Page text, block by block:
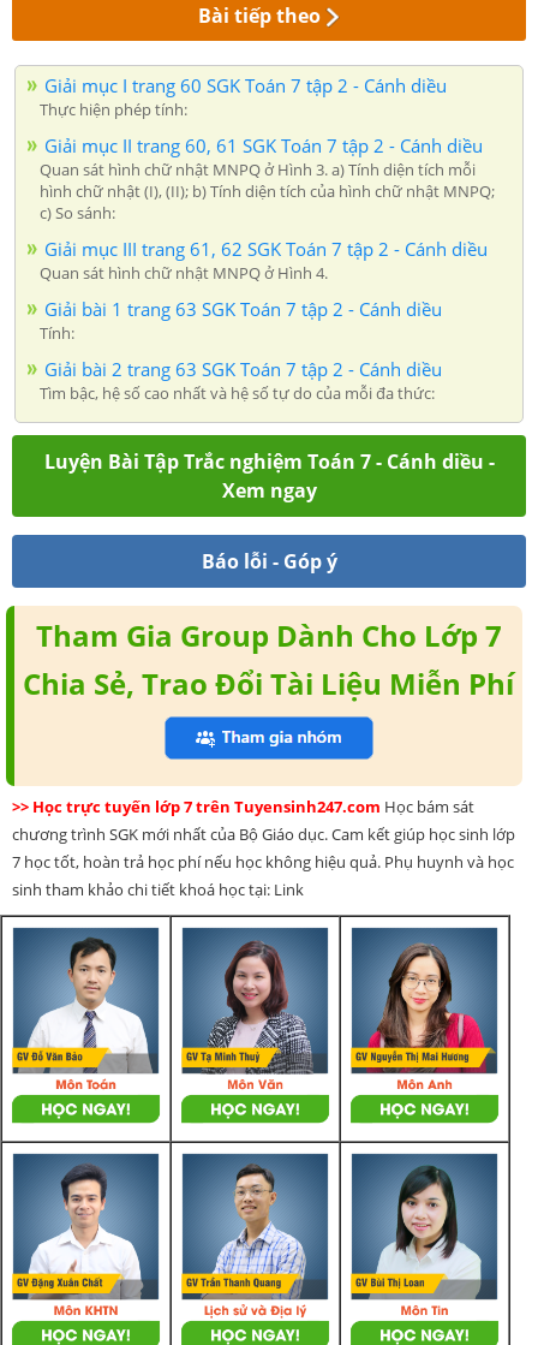
Bài tiếp theo
Giải mục I trang 60 SGK Toán 7 tập 2 - Cánh diều
Thực hiện phép tính:
Giải mục II trang 60, 61 SGK Toán 7 tập 2 - Cánh diều
Quan sát hình chữ nhật MNPQ ở Hình 3. a) Tính diện tích mỗi
hình chữ nhật (I), (II); b) Tính diện tích của hình chữ nhật MNPQ;
c) So sánh:
Giải mục III trang 61, 62 SGK Toán 7 tập 2 - Cánh diều
Quan sát hình chữ nhật MNPQ ở Hình 4.
Giải bài 1 trang 63 SGK Toán 7 tập 2 - Cánh diều
Tính:
Giải bài 2 trang 63 SGK Toán 7 tập 2 - Cánh diều
Tìm bậc, hệ số cao nhất và hệ số tự do của mỗi đa thức:
Luyện Bài Tập Trắc nghiệm Toán 7 - Cánh diều -
Xem ngay
Báo lỗi - Góp ý
Tham Gia Group Dành Cho Lớp 7
Chia Sẻ, Trao Đổi Tài Liệu Miễn Phí
>> Học trực tuyến lớp 7 trên Tuyensinh247.com Học bám sát
chương trình SGK mới nhất của Bộ Giáo dục. Cam kết giúp học sinh lớp
7 học tốt, hoàn trả học phí nếu học không hiệu quả. Phụ huynh và học
sinh tham khảo chi tiết khoá học tại: Link